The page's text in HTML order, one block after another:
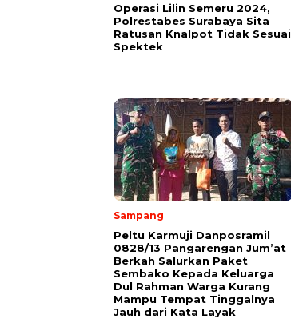
Operasi Lilin Semeru 2024,
Polrestabes Surabaya Sita
Ratusan Knalpot Tidak Sesuai
Spektek
Sampang
Peltu Karmuji Danposramil
0828/13 Pangarengan Jum’at
Berkah Salurkan Paket
Sembako Kepada Keluarga
Dul Rahman Warga Kurang
Mampu Tempat Tinggalnya
Jauh dari Kata Layak